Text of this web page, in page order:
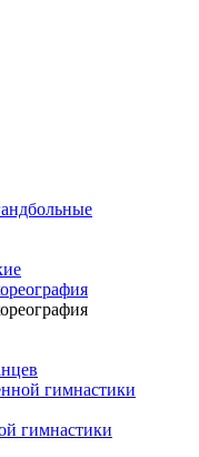
гимнастики
гимнастики